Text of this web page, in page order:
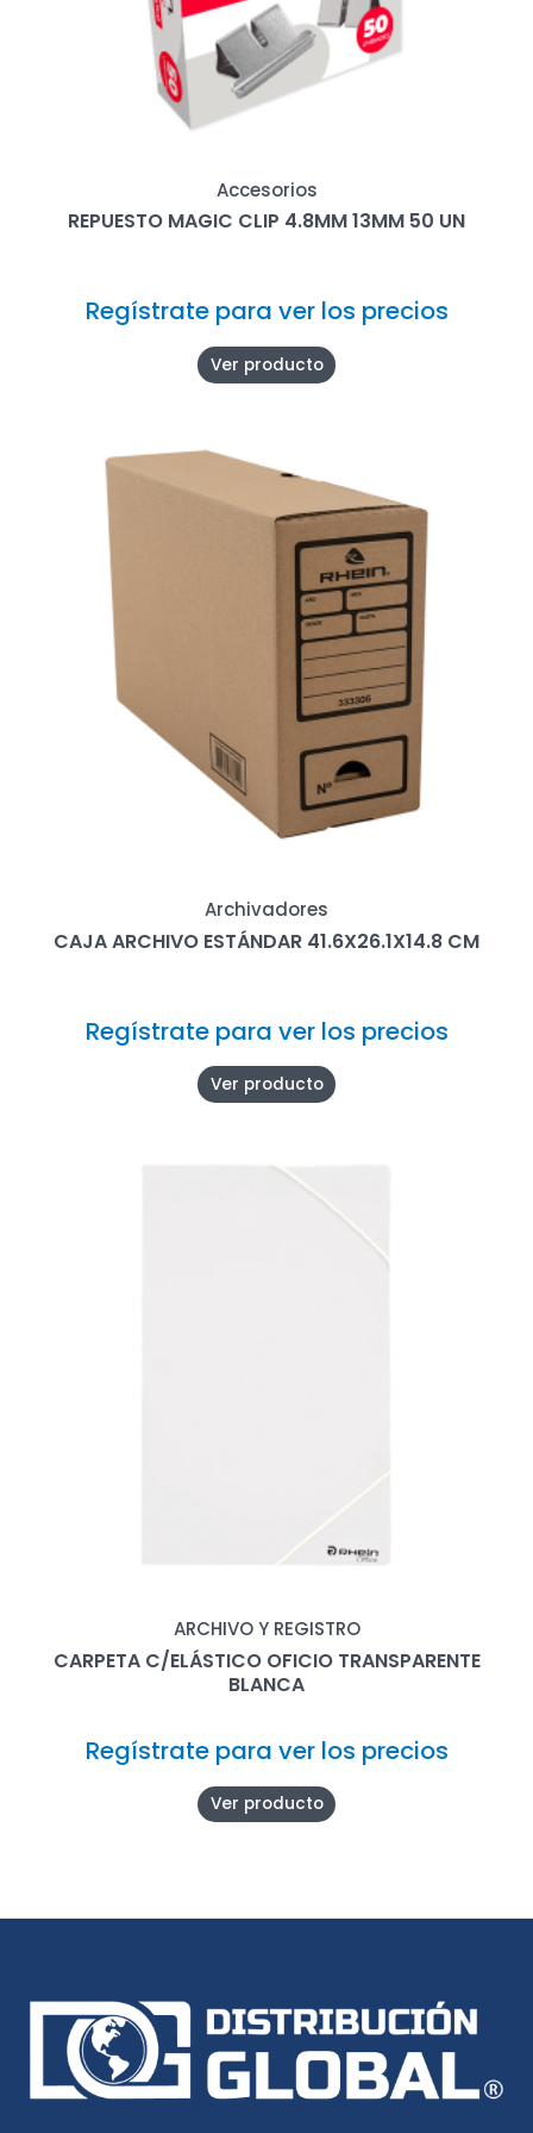
Accesorios
REPUESTO MAGIC CLIP 4.8MM 13MM 50 UN
Regístrate para ver los precios
Ver producto
Archivadores
CAJA ARCHIVO ESTÁNDAR 41.6X26.1X14.8 CM
Regístrate para ver los precios
Ver producto
ARCHIVO Y REGISTRO
CARPETA C/ELÁSTICO OFICIO TRANSPARENTE
BLANCA
Regístrate para ver los precios
Ver producto